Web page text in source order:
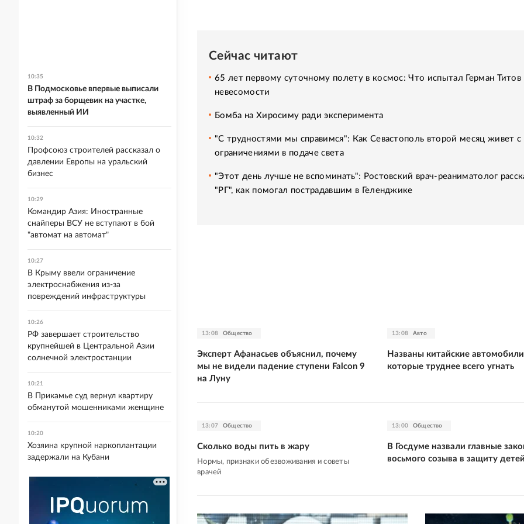
Сейчас читают
65 лет первому суточному полету в космос: Что испытал Герман Титов
невесомости
Бомба на Хиросиму ради эксперимента
"С трудностями мы справимся": Как Севастополь второй месяц живет с
ограничениями в подаче света
"Этот день лучше не вспоминать": Ростовский врач-реаниматолог
"РГ", как помогал пострадавшим в Геленджике
13:08 Общество
Эксперт Афанасьев объяснил, почему
мы не видели падение ступени Falcon 9
на Луну
13:08 Авто
Названы китайские
которые труднее всего угнать
13:07 Общество
Сколько воды пить в жару
Нормы, признаки обезвоживания и советы
врачей
13:00 Общество
В Госдуме назвали главные
восьмого созыва в защиту детей
10:35
В Подмосковье впервые выписали
штраф за борщевик на участке,
выявленный ИИ
10:32
Профсоюз строителей рассказал о
давлении Европы на уральский
бизнес
10:29
Командир Азия: Иностранные
снайперы ВСУ не вступают в бой
"автомат на автомат"
10:27
В Крыму ввели ограничение
электроснабжения из-за
повреждений инфраструктуры
10:26
РФ завершает строительство
крупнейшей в Центральной Азии
солнечной электростанции
10:21
В Прикамье суд вернул квартиру
обманутой мошенниками женщине
10:20
Хозяина крупной наркоплантации
задержали на Кубани